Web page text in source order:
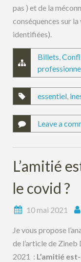
pas ) et de la
conséquences sur
identifiées).
Billets,
essentiel,
Leave a
L’amitié
le covid ?
10 mai 2021
Je vous propose
de l’article de
2021 : L’amitié